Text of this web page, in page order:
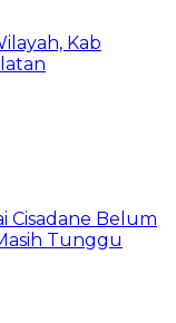
Kab
Cisadane Belum
Tunggu